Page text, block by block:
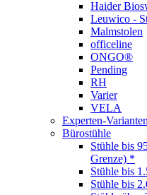
Haider
Leuwico -
Malmstolen
officeline
ONGO®
Pending
RH
Varier
VELA
Experten-Varianten
Bürostühle
Stühle bis
Grenze) *
Stühle bis
Stühle bis